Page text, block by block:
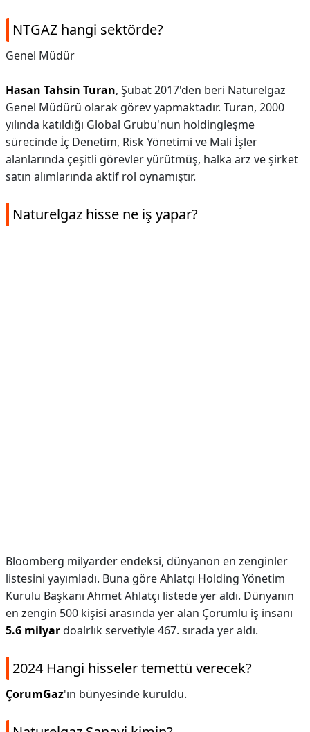
NTGAZ hangi sektörde?
Genel Müdür
Hasan Tahsin Turan, Şubat 2017'den beri Naturelgaz
Genel Müdürü olarak görev yapmaktadır. Turan, 2000
yılında katıldığı Global Grubu'nun holdingleşme
sürecinde İç Denetim, Risk Yönetimi ve Mali İşler
alanlarında çeşitli görevler yürütmüş, halka arz ve şirket
satın alımlarında aktif rol oynamıştır.
Naturelgaz hisse ne iş yapar?
Bloomberg milyarder endeksi, dünyanon en zenginler
listesini yayımladı. Buna göre Ahlatçı Holding Yönetim
Kurulu Başkanı Ahmet Ahlatçı listede yer aldı. Dünyanın
en zengin 500 kişisi arasında yer alan Çorumlu iş insanı
5.6 milyardoalrlık servetiyle 467. sırada yer aldı.
2024 Hangi hisseler temettü verecek?
ÇorumGaz'ın bünyesinde kuruldu.